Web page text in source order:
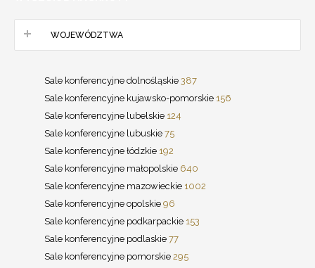
WOJEWÓDZTWA
Sale konferencyjne dolnośląskie 387
Sale konferencyjne kujawsko-pomorskie 156
Sale konferencyjne lubelskie 124
Sale konferencyjne lubuskie 75
Sale konferencyjne łódzkie 192
Sale konferencyjne małopolskie 640
Sale konferencyjne mazowieckie 1002
Sale konferencyjne opolskie 96
Sale konferencyjne podkarpackie 153
Sale konferencyjne podlaskie 77
Sale konferencyjne pomorskie 295